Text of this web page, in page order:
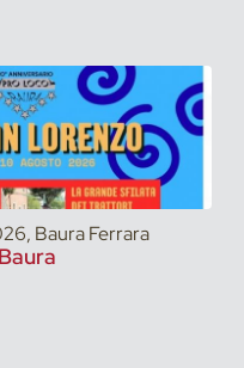
Baura Ferrara